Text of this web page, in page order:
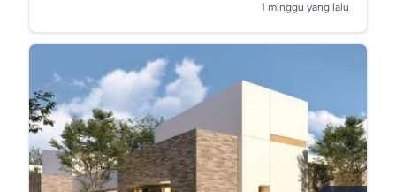
1 minggu yang lalu